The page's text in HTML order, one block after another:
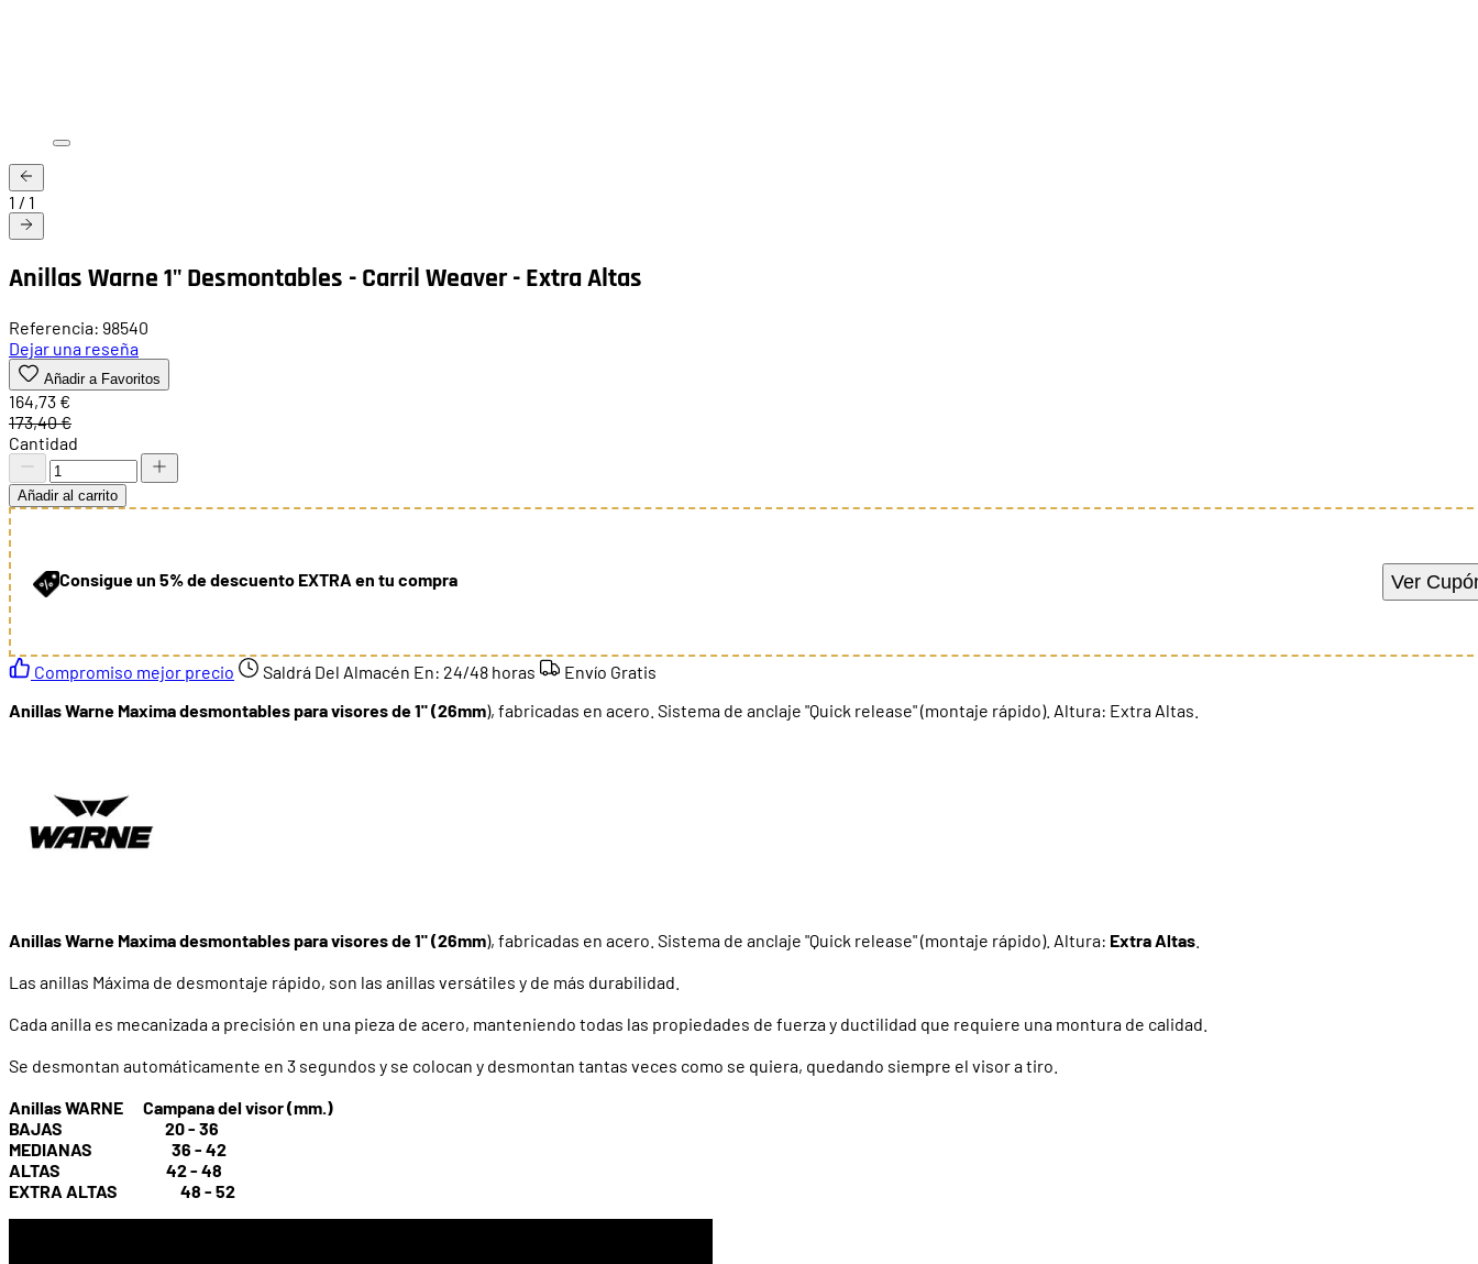
1 / 1
Anillas Warne 1" Desmontables - Carril Weaver - Extra Altas
Referencia: 98540
Dejar una reseña
Añadir a Favoritos
164,73 €
173,40 €
Cantidad
Añadir al carrito
Consigue un 5% de descuento EXTRA en tu compra Ver
Compromiso mejor precio Saldrá Del Almacén En: 24/48 horas
Envío Gratis
Anillas Warne Maxima desmontables para visores de 1" (26mm), fabricadas en acero. Sistema de anclaje "Quick release" (montaje rápido). Altura: Extra Altas.
Anillas Warne Maxima desmontables para visores de 1" (26mm), fabricadas en acero. Sistema de anclaje "Quick release" (montaje rápido). Altura: Extra Altas
Las anillas Máxima de desmontaje rápido, son las anillas versátiles y de más durabilidad.
Cada anilla es mecanizada a precisión en una pieza de acero, manteniendo todas las propiedades de fuerza y ductilidad que requiere una montura de calidad.
Se desmontan automáticamente en 3 segundos y se colocan y desmontan tantas veces como se quiera, quedando siempre el visor a tiro.
Anillas WARNE Campana del visor (mm.)
BAJAS 20 - 36
MEDIANAS 36 - 42
ALTAS 42 - 48
EXTRA ALTAS 48 - 52